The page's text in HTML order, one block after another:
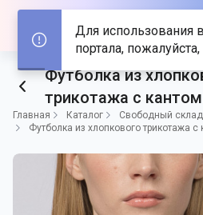
Футболка из
трикотажа с кантом
Главная Каталог Свободный склад
Футболка из хлопкового трикотажа с
Для использования
портала,